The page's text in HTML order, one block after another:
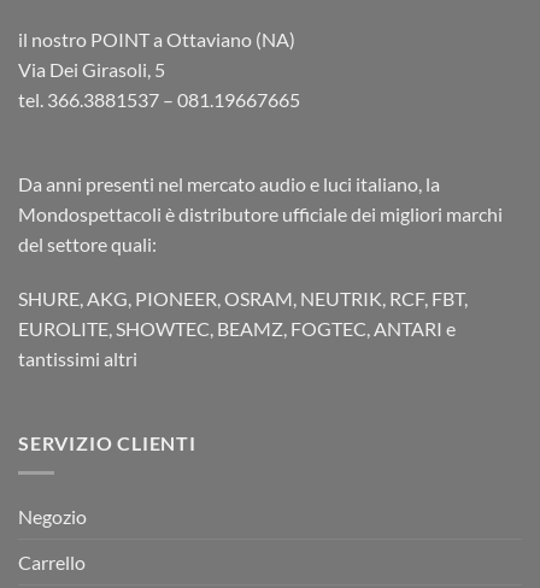
il nostro POINT a Ottaviano (NA)
Via Dei Girasoli, 5
tel. 366.3881537 – 081.19667665
Da anni presenti nel mercato audio e luci italiano, la
Mondospettacoli è distributore ufficiale dei migliori marchi
del settore quali:
SHURE, AKG, PIONEER, OSRAM, NEUTRIK, RCF, FBT,
EUROLITE, SHOWTEC, BEAMZ, FOGTEC, ANTARI e
tantissimi altri
SERVIZIO CLIENTI
Negozio
Carrello